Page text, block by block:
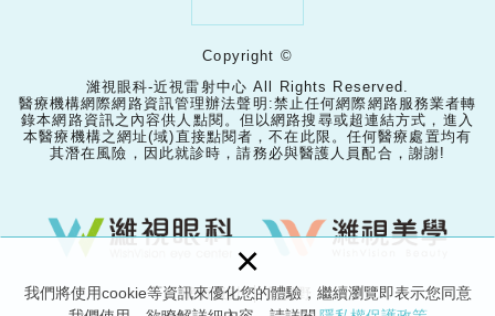
我們將使用cookie等資訊來優化您的體驗，繼續瀏覽即表示您同意
×
Copyright ©
濰視眼科-近視雷射中心 All Rights Reserved.
醫療機構網際網路資訊管理辦法聲明:禁止任何網際網路服務業者轉
錄本網路資訊之內容供人點閱。但以網路搜尋或超連結方式，進入
本醫療機構之網址(域)直接點閱者，不在此限。任何醫療處置均有
其潛在風險，因此就診時，請務必與醫護人員配合，謝謝!
網頁設計 │ 新視野